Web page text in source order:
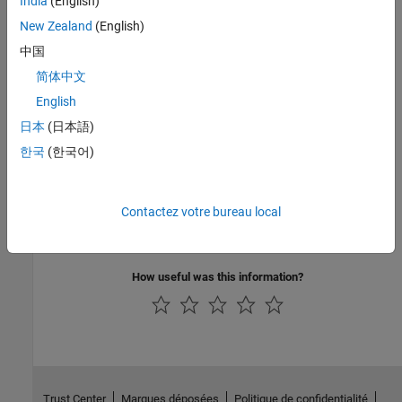
Languages
C
TLC Functions
None. Checking for API-compatible data types is done in
simulation. Checking for API-compatible data types is not
supported in TLC.
Version History
How useful was this information?
New Zealand (English)
中国
简体中文
English
日本 (日本語)
한국 (한국어)
Contactez votre bureau local
Trust Center Marques déposées Politique de confidentialité